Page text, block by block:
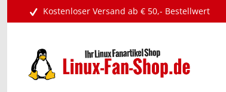
Kostenloser Versand ab € 50,- Bestellwert